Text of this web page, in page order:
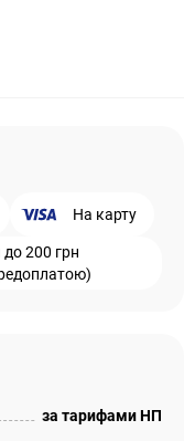
На карту
200 грн
за тарифами НП